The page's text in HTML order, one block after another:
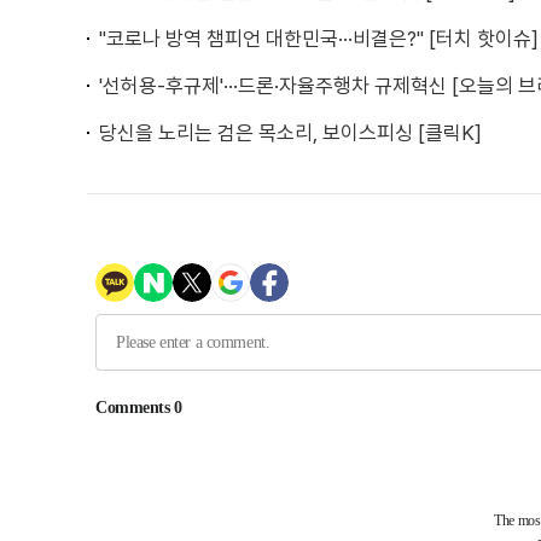
"코로나 방역 챔피언 대한민국···비결은?" [터치 핫이슈]
'선허용-후규제'···드론·자율주행차 규제혁신 [오늘의
당신을 노리는 검은 목소리, 보이스피싱 [클릭K]